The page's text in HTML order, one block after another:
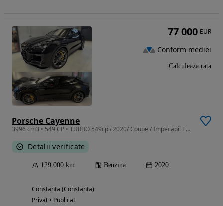
Porsche Cayenne
3996 cm3 • 549 CP • TURBO 549cp / 2020/ Coupe / Impecabil TVA dedectibil
Detalii verificate
129 000 km Benzina 2020
Constanta (Constanta)
Privat • Publicat
77 000 EUR
Conform mediei
Calculeaza rata